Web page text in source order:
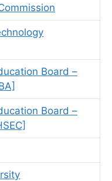
Board –
Board –